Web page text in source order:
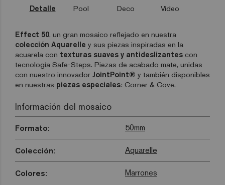
Detalle Pool Deco Vídeo
Effect 50, un gran mosaico reflejado en nuestra
colección Aquarelle y sus piezas inspiradas en la
acuarela con texturas suaves y antideslizantes con
tecnología Safe-Steps. Piezas de acabado mate, unidas
con nuestro innovador JointPoint® y también disponibles
en nuestras piezas especiales: Corner & Cove.
Información del mosaico
Formato: 50mm
Colección: Aquarelle
Colores: Marrones